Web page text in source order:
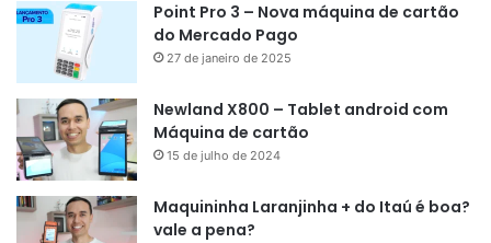
Point Pro 3 – Nova máquina de cartão
do Mercado Pago
27 de janeiro de 2025
Newland X800 – Tablet android com
Máquina de cartão
15 de julho de 2024
Maquininha Laranjinha + do Itaú é boa?
vale a pena?